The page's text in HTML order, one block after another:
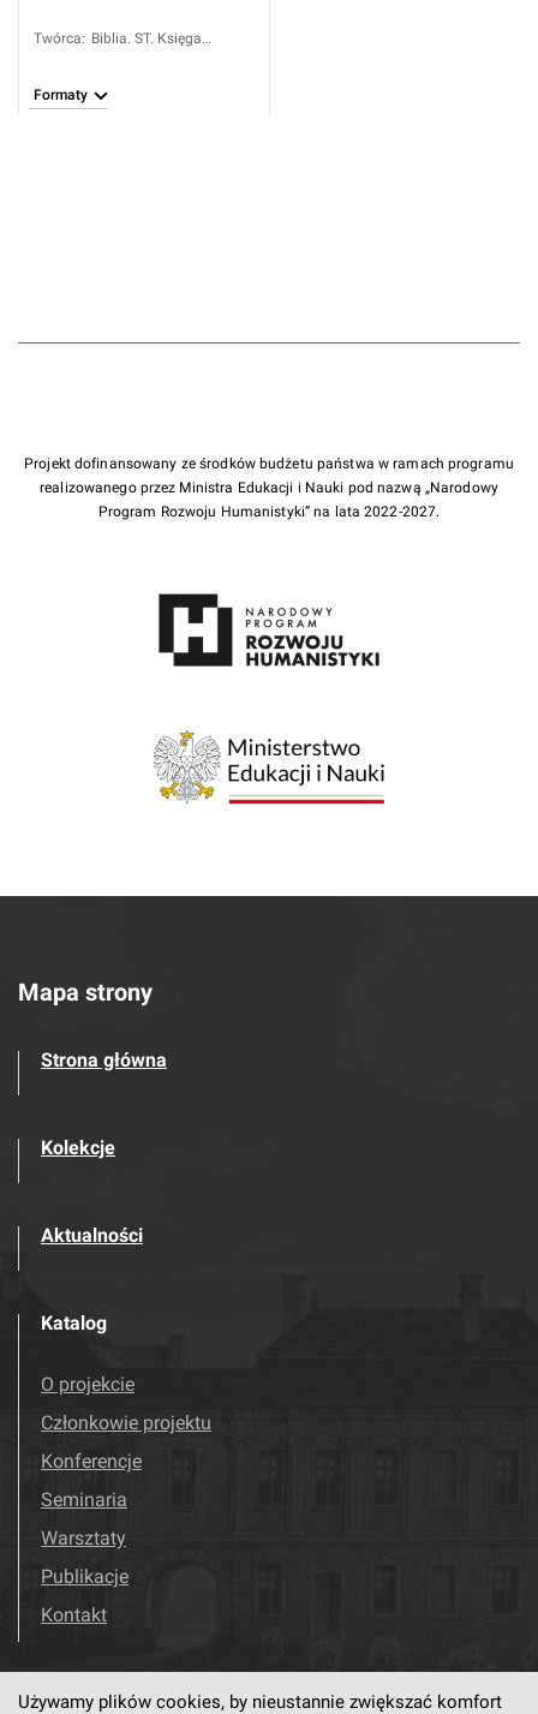
Twórca: Biblia. ST. Księga
Formaty
Projekt dofinansowany ze środków budżetu państwa w ramach programu
realizowanego przez Ministra Edukacji i Nauki pod nazwą „Narodowy
Program Rozwoju Humanistyki” na lata 2022-2027.
Mapa strony
Strona główna
Kolekcje
Aktualności
Katalog
O projekcie
Członkowie projektu
Konferencje
Seminaria
Warsztaty
Publikacje
Kontakt
Używamy plików cookies, by nieustannie zwiększać komfort